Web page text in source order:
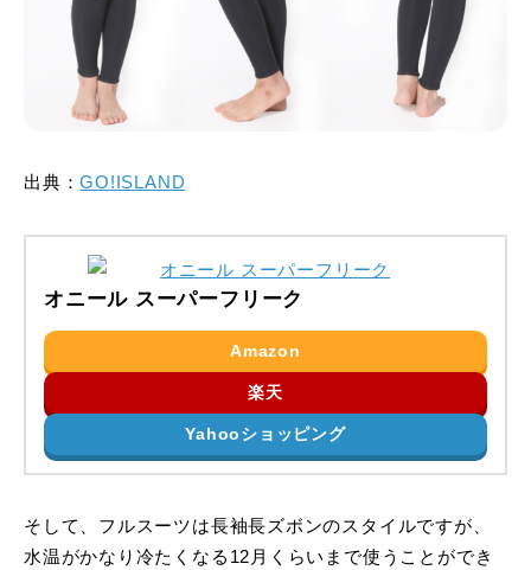
出典：GO!ISLAND
オニール スーパーフリーク
Amazon
楽天
Yahooショッピング
そして、フルスーツは長袖長ズボンのスタイルですが、
水温がかなり冷たくなる12月くらいまで使うことができ